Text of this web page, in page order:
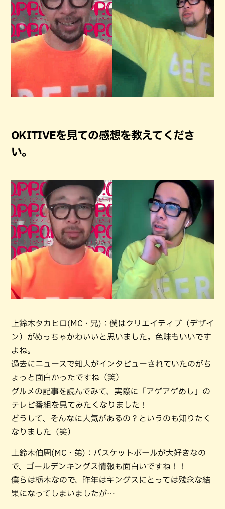
OKITIVEを見ての感想を教えてくださ
い。
上鈴木タカヒロ(MC・兄)：僕はクリエイティブ（デザイ
ン）がめっちゃかわいいと思いました。色味もいいです
よね。
過去にニュースで知人がインタビューされていたのがち
ょっと面白かったですね（笑）
グルメの記事を読んでみて、実際に「アゲアゲめし」の
テレビ番組を見てみたくなりました！
どうして、そんなに人気があるの？というのも知りたく
なりました（笑）
上鈴木伯周(MC・弟)：バスケットボールが大好きなの
で、ゴールデンキングス情報も面白いですね！！
僕らは栃木なので、昨年はキングスにとっては残念な結
果になってしまいましたが…